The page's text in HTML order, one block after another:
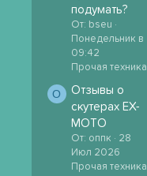
подумать?
От: bseu
Понедельник в
09:42
Прочая техника
О
Отзывы о
скутерах EX-
MOTO
От: оппк
28
Июл 2026
Прочая техника